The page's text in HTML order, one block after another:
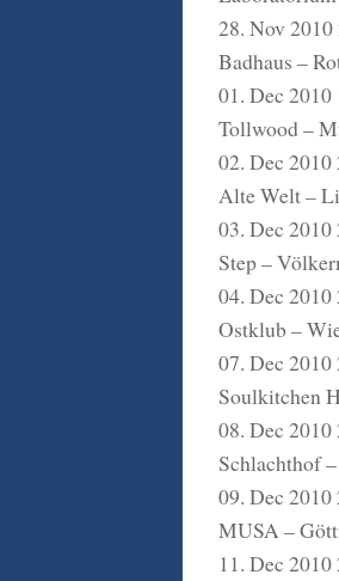
28. Nov
Badhaus –
01. Dec 2010
Tollwood –
02. Dec 2010
Alte Welt –
03. Dec 2010
Step –
04. Dec 2010
Ostklub –
07. Dec 2010
Soulkitchen
08. Dec 2010
Schlachthof
09. Dec 2010
MUSA –
11. Dec 2010